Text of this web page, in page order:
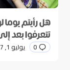
هل رأيتم يوما
تتعرفوا بعد
0 يوليو 1, 2017